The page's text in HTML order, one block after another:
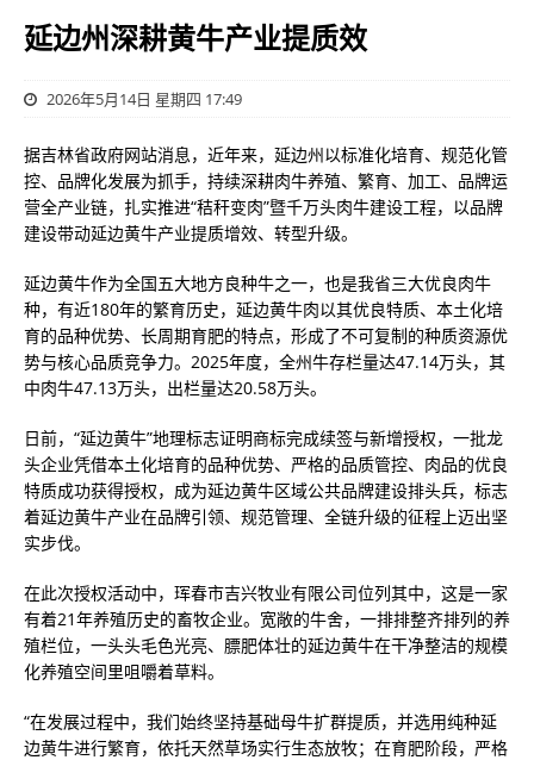
延边州深耕黄牛产业提质效
2026年5月14日 星期四 17:49
据吉林省政府网站消息，近年来，延边州以标准化培育、规范化管
控、品牌化发展为抓手，持续深耕肉牛养殖、繁育、加工、品牌运
营全产业链，扎实推进“秸秆变肉”暨千万头肉牛建设工程，以品牌
建设带动延边黄牛产业提质增效、转型升级。
延边黄牛作为全国五大地方良种牛之一，也是我省三大优良肉牛
种，有近180年的繁育历史，延边黄牛肉以其优良特质、本土化培
育的品种优势、长周期育肥的特点，形成了不可复制的种质资源优
势与核心品质竞争力。2025年度，全州牛存栏量达47.14万头，其
中肉牛47.13万头，出栏量达20.58万头。
日前，“延边黄牛”地理标志证明商标完成续签与新增授权，一批龙
头企业凭借本土化培育的品种优势、严格的品质管控、肉品的优良
特质成功获得授权，成为延边黄牛区域公共品牌建设排头兵，标志
着延边黄牛产业在品牌引领、规范管理、全链升级的征程上迈出坚
实步伐。
在此次授权活动中，珲春市吉兴牧业有限公司位列其中，这是一家
有着21年养殖历史的畜牧企业。宽敞的牛舍，一排排整齐排列的养
殖栏位，一头头毛色光亮、膘肥体壮的延边黄牛在干净整洁的规模
化养殖空间里咀嚼着草料。
“在发展过程中，我们始终坚持基础母牛扩群提质，并选用纯种延
边黄牛进行繁育，依托天然草场实行生态放牧；在育肥阶段，严格